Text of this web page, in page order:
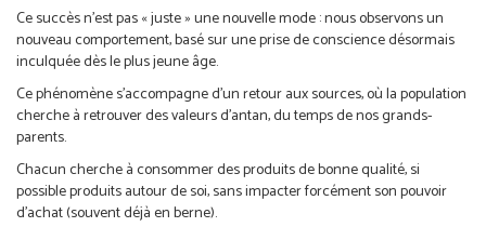
Ce succès n’est pas « juste » une nouvelle mode : nous observons un
nouveau comportement, basé sur une prise de conscience désormais
inculquée dès le plus jeune âge.
Ce phénomène s’accompagne d’un retour aux sources, où la population
cherche à retrouver des valeurs d’antan, du temps de nos grands-
parents.
Chacun cherche à consommer des produits de bonne qualité, si
possible produits autour de soi, sans impacter forcément son pouvoir
d’achat (souvent déjà en berne).